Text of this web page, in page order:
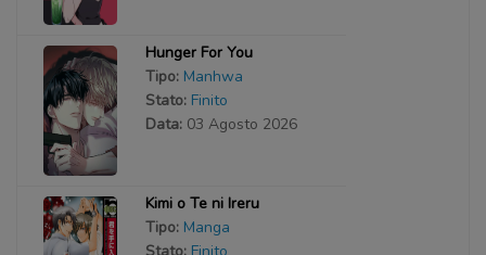
Hunger For You
Tipo: Manhwa
Stato: Finito
Data: 03 Agosto 2026
Kimi o Te ni Ireru
Tipo: Manga